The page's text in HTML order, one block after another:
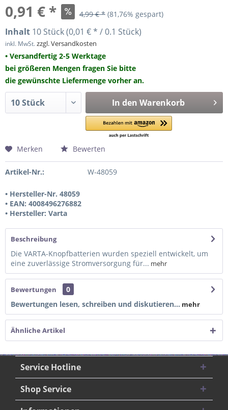
0,91 € * 4,99 € * (81,76% gespart)
Inhalt 10 Stück (0,01 € * / 0.1 Stück)
inkl. MwSt.zzgl. Versandkosten
• Versandfertig 2-5 Werktage
bei größeren Mengen fragen Sie bitte
die gewünschte Liefermenge vorher an.
In den Warenkorb
Merken Bewerten
Artikel-Nr.: W-48059
• Hersteller-Nr. 48059
• EAN: 4008496276882
• Hersteller: Varta
Beschreibung
Die VARTA-Knopfbatterien wurden speziell entwickelt, um
eine zuverlässige Stromversorgung für... mehr
Bewertungen
0
Bewertungen lesen, schreiben und diskutieren... mehr
Ähnliche Artikel
Service Hotline
Shop Service